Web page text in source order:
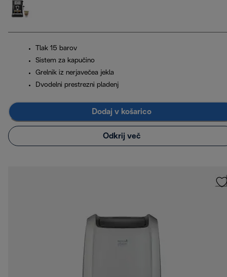
Tlak 15 barov
Sistem za kapučino
Grelnik iz nerjavečea jekla
Dvodelni prestrezni pladenj
Dodaj v košarico
Odkrij več